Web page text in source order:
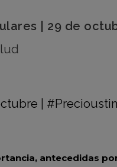
| 29 de
antecedidas